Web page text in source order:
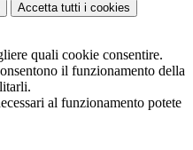
Accetta tutti i cookies
quali cookie consentire.
il funzionamento della
al funzionamento potete